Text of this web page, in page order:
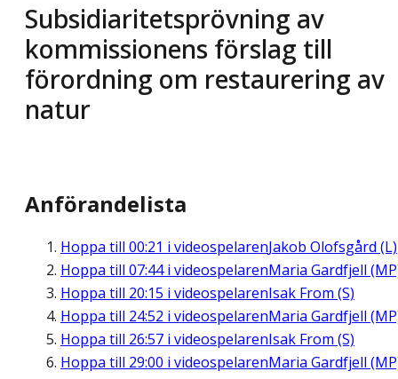
Subsidiaritetsprövning av
kommissionens förslag till
förordning om restaurering av
natur
Anförandelista
Hoppa till 00:21 i videospelarenJakob Olofsgård (L)
Hoppa till 07:44i videospelarenMaria Gardfjell
Hoppa till 20:15 i videospelarenIsak From (S)
Hoppa till 24:52 i videospelarenMaria Gardfjell
Hoppa till 26:57 i videospelarenIsak From (S)
Hoppa till 29:00 i videospelarenMaria Gardfjell